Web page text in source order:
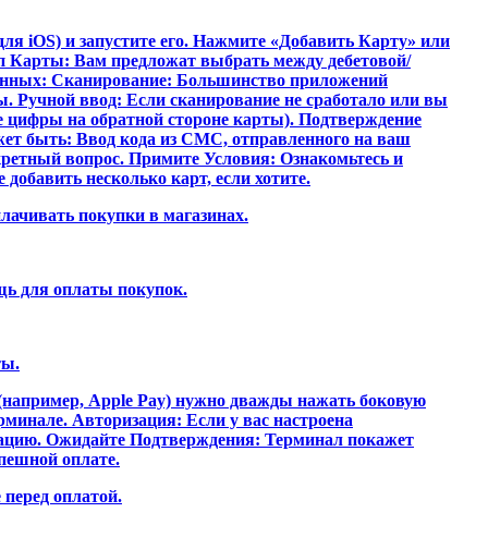
iOS) и запустите его. Нажмите «Добавить Карту» или
Карты: Вам предложат выбрать между дебетовой/
Сканирование: Большинство приложений
Ручной ввод: Если сканирование не сработало или вы
на обратной стороне карты). Подтверждение
быть: Ввод кода из СМС, отправленного на ваш
вопрос. Примите Условия: Ознакомьтесь и
несколько карт, если хотите.
покупки в магазинах.
для оплаты покупок.
Apple Pay) нужно дважды нажать боковую
Авторизация: Если у вас настроена
Ожидайте Подтверждения: Терминал покажет
оплате.
оплатой.